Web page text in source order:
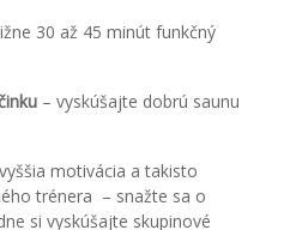
30 až 45 minút funkčný
– vyskúšajte dobrú saunu
motivácia a takisto
trénera – snažte sa o
si vyskúšajte skupinové